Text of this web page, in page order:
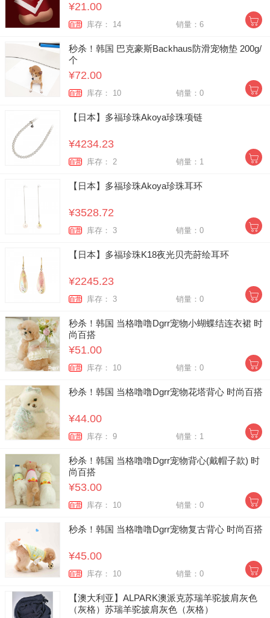
¥21.00
自营 库存： 14 销量：6
秒杀！韩国 巴克豪斯Backhaus防滑宠物垫 200g/
个
¥72.00
自营 库存： 10 销量：0
【日本】多福珍珠Akoya珍珠项链
¥4234.23
自营 库存： 2 销量：1
【日本】多福珍珠Akoya珍珠耳环
¥3528.72
自营 库存： 3 销量：0
【日本】多福珍珠K18夜光贝壳莳绘耳环
¥2245.23
自营 库存： 3 销量：0
秒杀！韩国 当格噜噜Dgrr宠物小蝴蝶结连衣裙 时
尚百搭
¥51.00
自营 库存： 10 销量：0
秒杀！韩国 当格噜噜Dgrr宠物花塔背心 时尚百搭
¥44.00
自营 库存： 9 销量：1
秒杀！韩国 当格噜噜Dgrr宠物背心(戴帽子款) 时
尚百搭
¥53.00
自营 库存： 10 销量：0
秒杀！韩国 当格噜噜Dgrr宠物复古背心 时尚百搭
¥45.00
自营 库存： 10 销量：0
【澳大利亚】ALPARK澳派克苏瑞羊驼披肩灰色
（灰格）苏瑞羊驼披肩灰色（灰格）